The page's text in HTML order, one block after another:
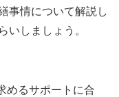
事情について解説し
いしましょう。
めるサポートに合